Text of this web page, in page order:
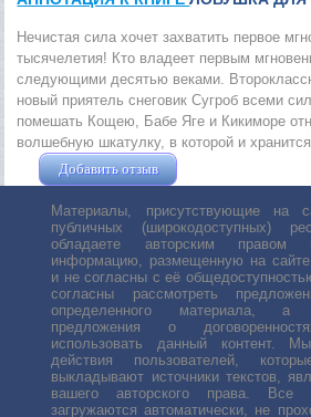
Нечистая сила хочет захватить первое
тысячелетия! Кто владеет первым
следующими десятью веками.
новый приятель снеговик Сугроб всеми
помешать Кощею, Бабе Яге и Кикиморе
волшебную шкатулку, в которой и
Добавить отзыв
Материалы, присутствующие на
публичных (широкодоступных)
обладаете авторским
информацию, размещенную на сайте
и не согласны с её
согласны рассмотреть
определенного материала, а
предложения о
использовать данный контент.
действия пользователей,
выкладывают источники текстов,
вашего авторского права. Все
загружаются автоматически, не